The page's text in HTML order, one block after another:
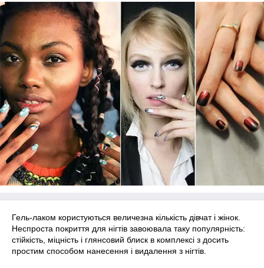
Гель-лаком користуються величезна кількість дівчат і жінок.
Неспроста покриття для нігтів завоювала таку популярність:
стійкість, міцність і глянсовий блиск в комплексі з досить
простим способом нанесення і видалення з нігтів.